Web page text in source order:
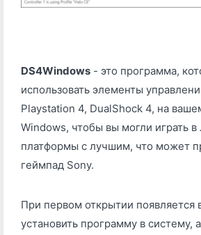
DS4Windows - это программа,
использовать элементы
Playstation 4, DualShock 4, на
Windows, чтобы вы могли играть
платформы с лучшим, что может
геймпад Sony.
При первом открытии появляется
установить программу в систему,